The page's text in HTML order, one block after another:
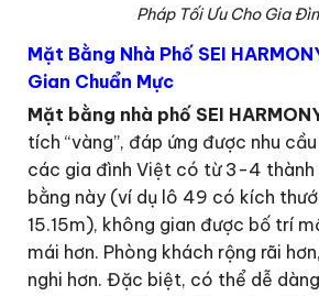
Pháp Tối Ưu Cho Gia
Mặt Bằng Nhà Phố SEI
Gian Chuẩn Mực
Mặt bằng nhà phố SEI
tích “vàng”, đáp ứng được nhu
các gia đình Việt có từ 3-4 thành
bằng này (ví dụ lô 49 có kích
15.15m), không gian được bố trí
mái hơn. Phòng khách rộng rãi
nghi hơn. Đặc biệt, có thể dễ